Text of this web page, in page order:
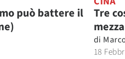
può battere il
Tre
di
18